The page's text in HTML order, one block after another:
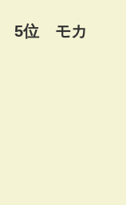
5位 モカ